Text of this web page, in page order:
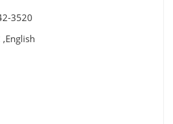
3520
,English